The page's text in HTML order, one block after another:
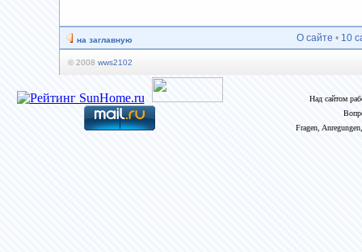
на заглавную О сайте • 10
© 2008 wws2102
Над сайтом
Fragen,